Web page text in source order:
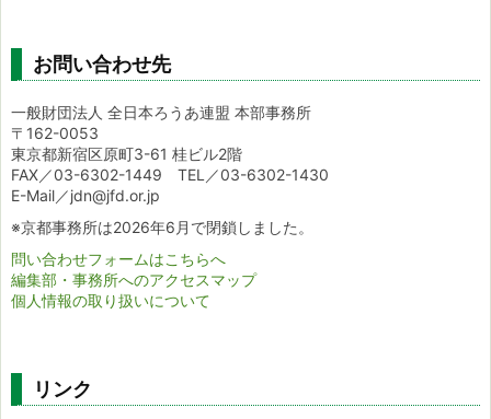
お問い合わせ先
一般財団法人 全日本ろうあ連盟 本部事務所
〒162-0053
東京都新宿区原町3-61 桂ビル2階
FAX／03-6302-1449 TEL／03-6302-1430
E-Mail／jdn@jfd.or.jp
※京都事務所は2026年6月で閉鎖しました。
問い合わせフォームはこちらへ
編集部・事務所へのアクセスマップ
個人情報の取り扱いについて
リンク